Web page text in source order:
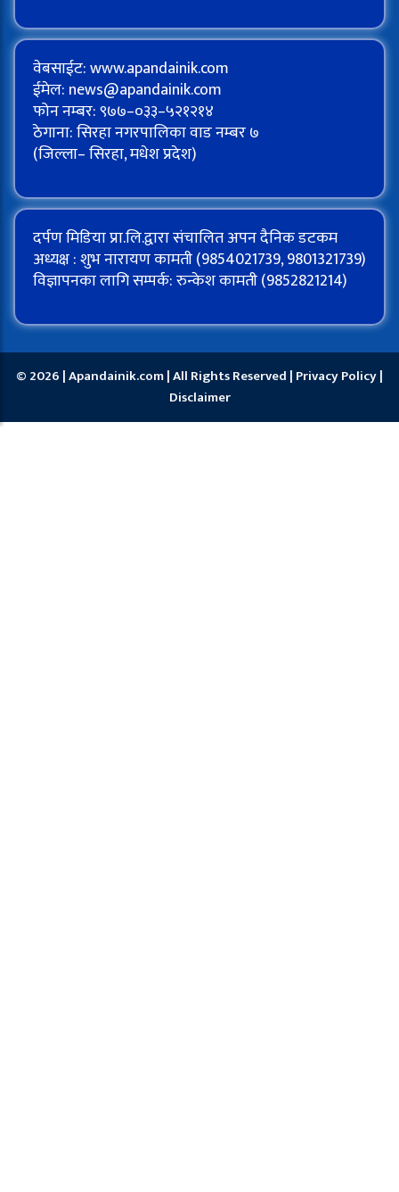
वेबसाईट: www.apandainik.com
ईमेल: news@apandainik.com
फोन नम्बर: ९७७–०३३–५२१२१४
ठेगाना: सिरहा नगरपालिका वाड नम्बर ७
(जिल्ला– सिरहा, मधेश प्रदेश)
दर्पण मिडिया प्रा.लि.द्वारा संचालित अपन दैनिक डटकम
अध्यक्ष : शुभ नारायण कामती (9854021739, 9801321739)
विज्ञापनका लागि सम्पर्क: रुन्केश कामती (9852821214)
© 2026 | Apandainik.com | All Rights Reserved | Privacy Policy|
Disclaimer